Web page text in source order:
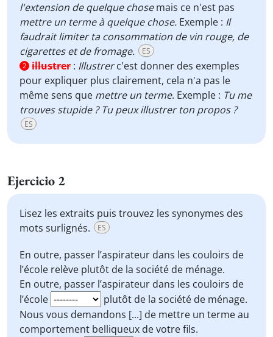
l'extension de quelque chosemais ce n'est pas
mettre un terme à quelque chose. Exemple : Il
faudrait limiter ta consommation de vin rouge, de
cigarettes et de fromage.
ES
2 illustrer : Illustrerc'est donner des exemples
pour expliquer plus clairement, cela n'a pas le
même sens que mettre un terme. Exemple : Tu me
trouves stupide ? Tu peux illustrer ton propos ?
ES
Ejercicio 2
Lisez les extraits puis trouvez les synonymes des
mots surlignés.
ES
En outre, passer l’aspirateur dans les couloirs de
l’école relève plutôt de la société de ménage.
En outre, passer l’aspirateur dans les couloirs de
l’école
plutôt de la société de ménage.
Nous vous demandons [...] de mettre un termeau
comportement belliqueux de votre fils.